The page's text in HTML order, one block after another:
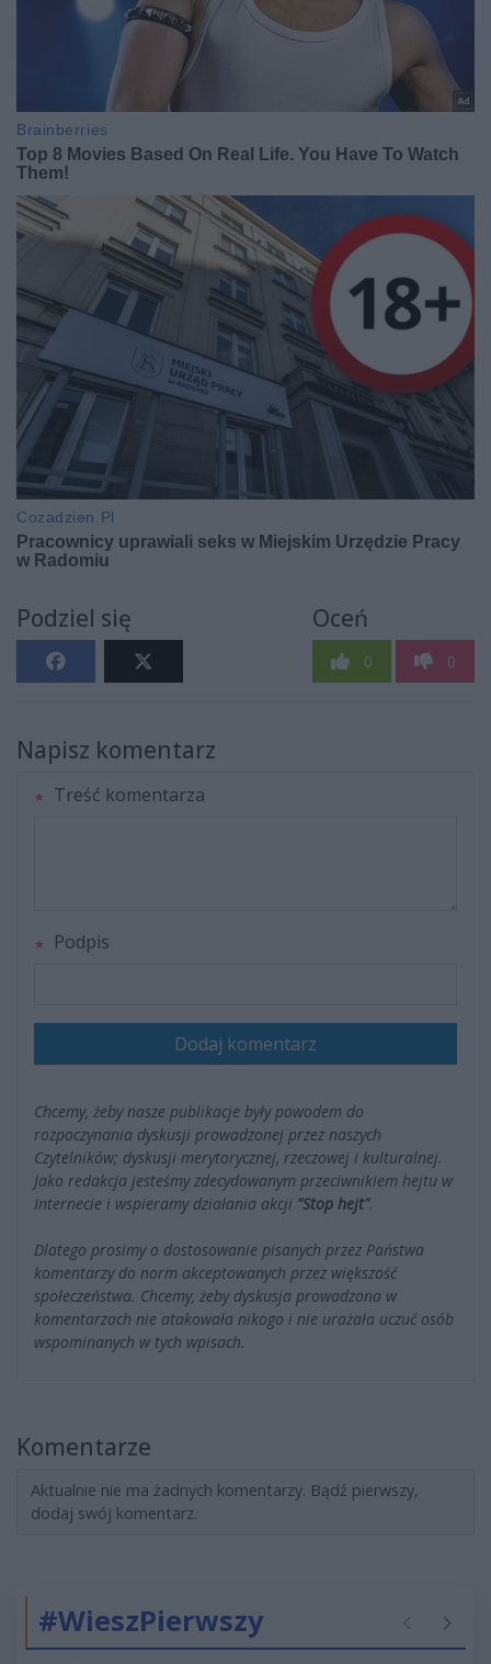
Podziel się Oceń
0 0
Napisz komentarz
Treść komentarza
Podpis
Dodaj komentarz
Chcemy, żeby nasze publikacje były powodem do
rozpoczynania dyskusji prowadzonej przez naszych
Czytelników; dyskusji merytorycznej, rzeczowej i kulturalnej.
Jako redakcja jesteśmy zdecydowanym przeciwnikiem hejtu w
Internecie i wspieramy działania akcji "Stop hejt".
Dlatego prosimy o dostosowanie pisanych przez Państwa
komentarzy do norm akceptowanych przez większość
społeczeństwa. Chcemy, żeby dyskusja prowadzona w
komentarzach nie atakowała nikogo i nie urażała uczuć osób
wspominanych w tych wpisach.
Komentarze
Aktualnie nie ma żadnych komentarzy. Bądź pierwszy,
dodaj swój komentarz.
#WieszPierwszy Poprzednie